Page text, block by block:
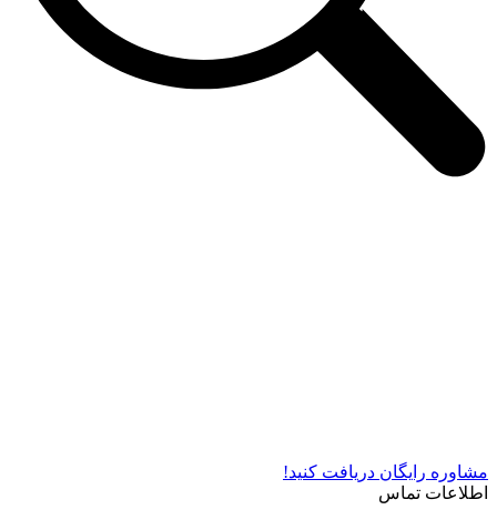
مشاوره رایگان دریافت کنید!
اطلاعات تماس